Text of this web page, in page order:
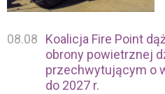
08.08
Koalicja Fire Point
obrony powietrznej
przechwytującym o
do 2027 r.